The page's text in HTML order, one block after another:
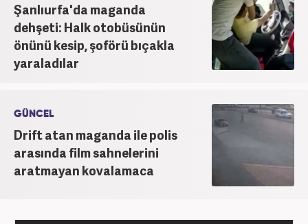
Şanlıurfa'da maganda
dehşeti: Halk otobüsünün
önünü kesip, şoförü bıçakla
yaraladılar
GÜNCEL
Drift atan maganda ile polis
arasında film sahnelerini
aratmayan kovalamaca